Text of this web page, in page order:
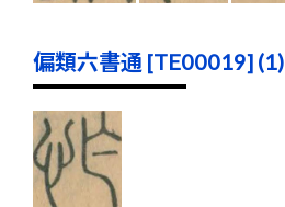
偏類六書通 [TE00019] (1)